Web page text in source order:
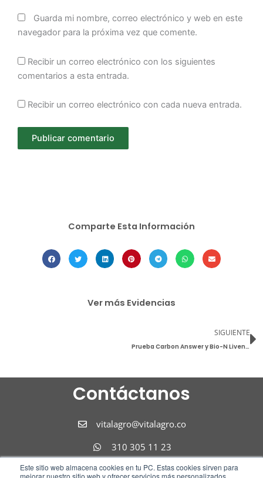
Este sitio web almacena cookies en tu PC. Estas cookies sirven para
mejorar nuestro sitio web y ofrecer servicios más personalizados,
Guarda mi nombre, correo electrónico y web en este
navegador para la próxima vez que comente.
Recibir un correo electrónico con los siguientes
comentarios a esta entrada.
Recibir un correo electrónico con cada nueva entrada.
Comparte Esta Información
Ver más Evidencias
SIGUIENTE
Prueba Carbon Answer y Bio-N Liven en Cultivo de Rosas Bajo Invernadero
Contáctanos
vitalagro@vitalagro.co
310 305 11 23
310 305 11 23